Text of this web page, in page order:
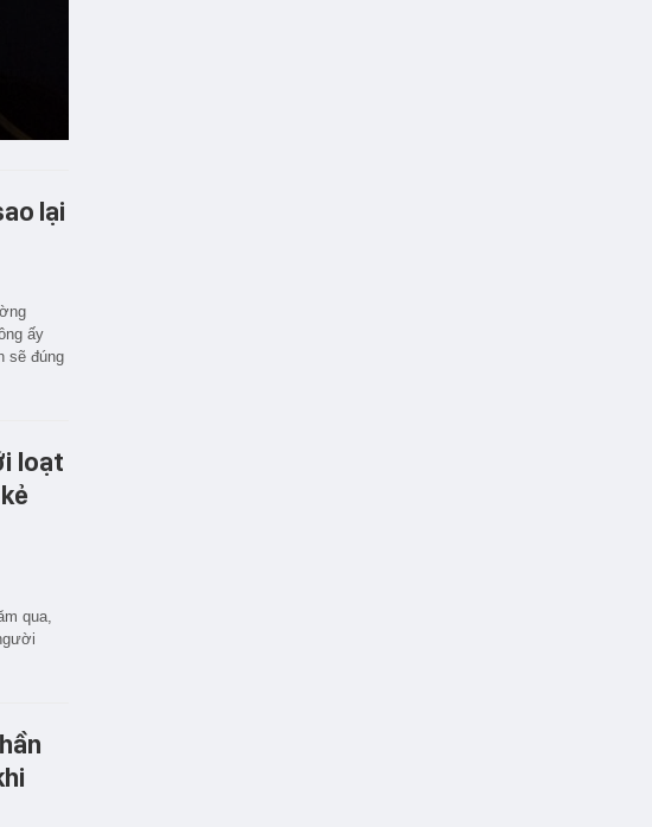
lại
ấy
sẽ đúng
loạt
qua,